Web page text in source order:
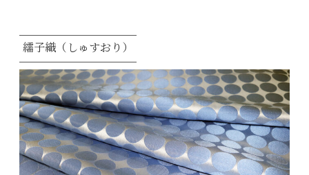
繻子織（しゅすおり）